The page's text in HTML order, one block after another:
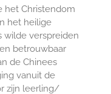
het Christendom
het heilige
wilde verspreiden
betrouwbaar
de Chinees
vanuit de
zijn leerling/